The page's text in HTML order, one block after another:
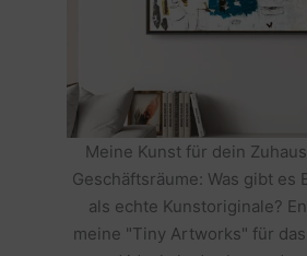
Meine Kunst für dein
Geschäftsräume: Was gibt es
als echte Kunstoriginale?
meine "Tiny Artworks" für